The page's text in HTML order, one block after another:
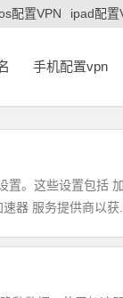
配置VPN ipad配置
手机配置vpn
置。这些设置包括
器 服务提供商以获...